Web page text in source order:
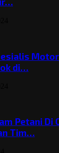
di…
Petani Di
Tim…